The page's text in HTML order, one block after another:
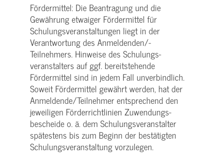
Fördermittel: Die Beantragung und die
Gewährung etwaiger Fördermittel für
Schulungs­veranstaltungen liegt in der
Verantwortung des Anmeldenden/­
Teilnehmers. Hinweise des Schulungs­
veranstalters auf ggf. bereitstehende
Fördermittel sind in jedem Fall unverbindlich.
Soweit Fördermittel gewährt werden, hat der
Anmeldende/­Teilnehmer entsprechend den
jeweiligen Förderrichtlinien Zuwendungs­
bescheide o. ä. dem Schulungs­veranstalter
spätestens bis zum Beginn der bestätigten
Schulungs­veranstaltung vorzulegen.